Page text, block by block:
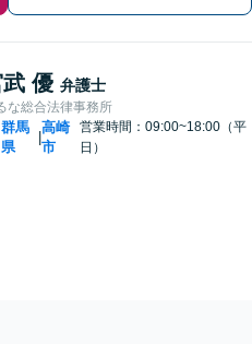
優 弁護士
な総合法律事務所
群馬
県
|
高崎
市
営業時間：09:00~18:00（平
日）